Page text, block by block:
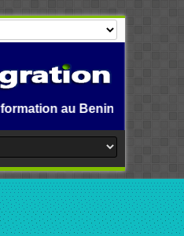
en Afrique et dans le